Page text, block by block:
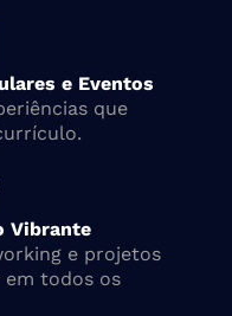
e Eventos
que
Vibrante
e projetos
em todos os